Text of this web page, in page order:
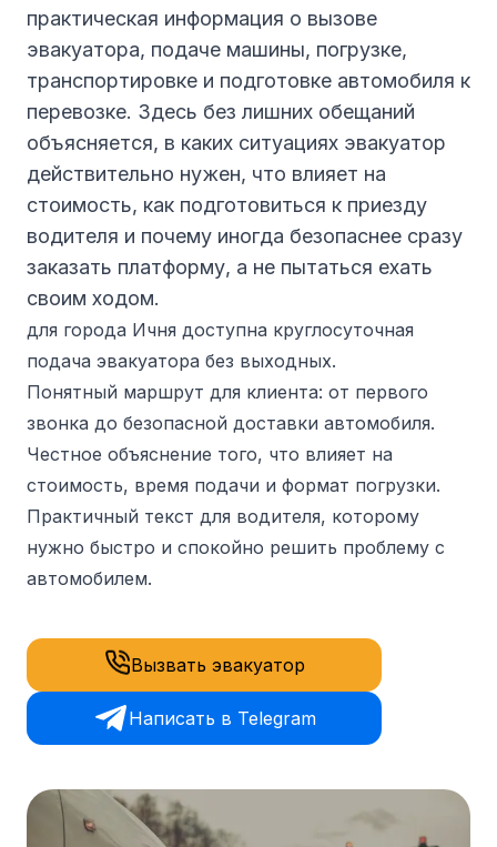
практическая информация о вызове
эвакуатора, подаче машины, погрузке,
транспортировке и подготовке автомобиля к
перевозке. Здесь без лишних обещаний
объясняется, в каких ситуациях эвакуатор
действительно нужен, что влияет на
стоимость, как подготовиться к приезду
водителя и почему иногда безопаснее сразу
заказать платформу, а не пытаться ехать
своим ходом.
для города Ичня доступна круглосуточная
подача эвакуатора без выходных.
Понятный маршрут для клиента: от первого
звонка до безопасной доставки автомобиля.
Честное объяснение того, что влияет на
стоимость, время подачи и формат погрузки.
Практичный текст для водителя, которому
нужно быстро и спокойно решить проблему с
автомобилем.
Вызвать эвакуатор
Написать в Telegram